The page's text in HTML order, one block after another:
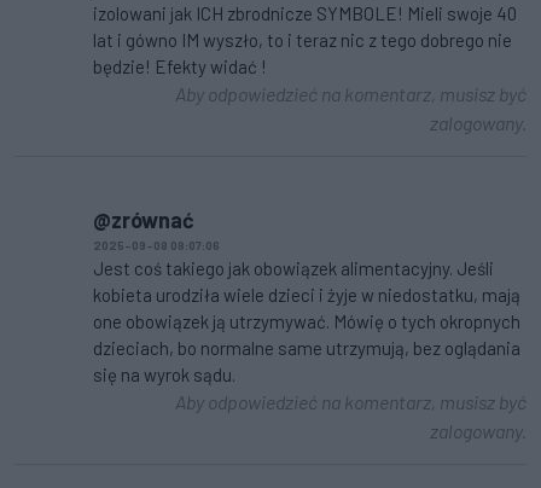
izolowani jak ICH zbrodnicze SYMBOLE! Mieli swoje 40
lat i gówno IM wyszło, to i teraz nic z tego dobrego nie
będzie! Efekty widać !
Aby odpowiedzieć na komentarz, musisz być
zalogowany.
@zrównać
2025-09-08 08:07:06
Jest coś takiego jak obowiązek alimentacyjny. Jeśli
kobieta urodziła wiele dzieci i żyje w niedostatku, mają
one obowiązek ją utrzymywać. Mówię o tych okropnych
dzieciach, bo normalne same utrzymują, bez oglądania
się na wyrok sądu.
Aby odpowiedzieć na komentarz, musisz być
zalogowany.